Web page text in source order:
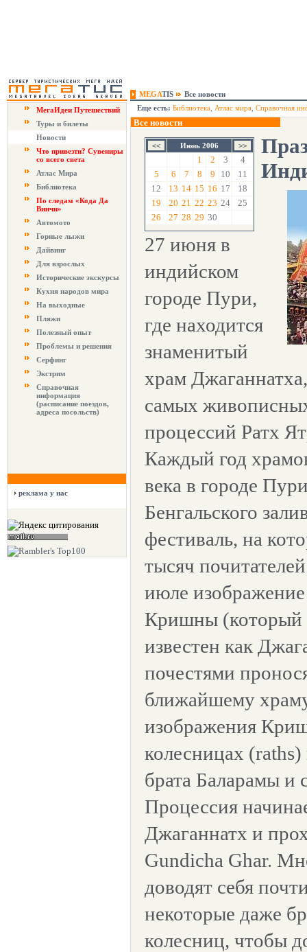
MEGATIS
Все новости
МегаИдеи Путешествий
Туры и билеты
Новости
Что привезти? Сувениры
со всего света
Атлас Мира
Библиотека
По следам «Кода Да
Винчи»
Автомото
Горные лыжи
Дайвинг
Для взрослых
Исторические экскурсы
Кухня народов мира
На выходные
Пляжи
Полезный опыт
Проблемы и решения
Серфинг
Экстрим
Справочная
информация
(расписание поездов,
адреса посольств)
реклама у нас
Еще есть: Библиотека Атлас мира Справочная
Все новости
Июнь 2006
1 2 3
4
5
6 7 8 9 10
11
12
13 14 15 16 17
18
19
20 21 22 23 24
25
26
27 28 29 30
27 июня в
индийском
городе Пури,
где находится
знаменитый
храм
самых
процессий Ратх
Каждый год
века в городе
Бенгальского
фестиваль, на
тысяч
июле
Кришны (который
известен как
почестями
ближайшему
изображения
колесницах (raths)
брата Баларамы и
Процессия
Джаганнатх и
Gundicha Ghar.
доводят себя
некоторые даже
колесниц, чтобы